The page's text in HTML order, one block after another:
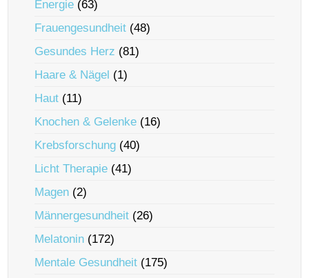
Energie (63)
Frauengesundheit (48)
Gesundes Herz (81)
Haare & Nägel (1)
Haut (11)
Knochen & Gelenke (16)
Krebsforschung (40)
Licht Therapie (41)
Magen (2)
Männergesundheit (26)
Melatonin (172)
Mentale Gesundheit (175)